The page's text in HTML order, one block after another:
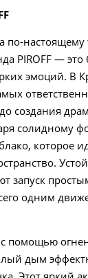
по-
PIROFF — это
эмоций. В
создания
которое
запуск
одним
с помощью
дым